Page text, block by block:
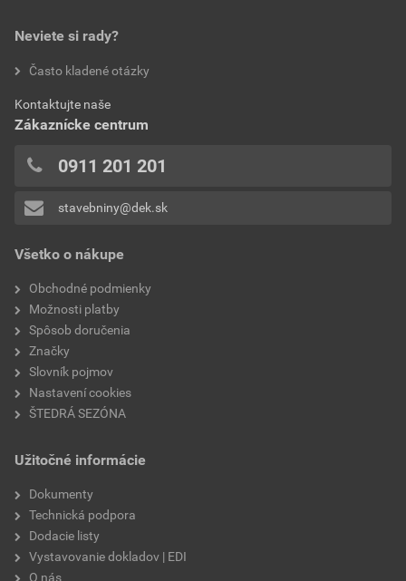
hodnotilo 0 užívateľov
Pridávať hodnotenie môže iba prihlásený užívateľ.
Všetko o nákupe
Obchodné podmienky
Možnosti platby
Spôsob doručenia
Značky
Slovník pojmov
Nastavení cookies
ŠTEDRÁ SEZÓNA
Užitočné informácie
Dokumenty
Technická podpora
Dodacie listy
Vystavovanie dokladov | EDI
O nás
Neviete si rady?
Často kladené otázky
Kontaktujte naše
Zákaznícke centrum
0911 201 201
stavebniny@dek.sk